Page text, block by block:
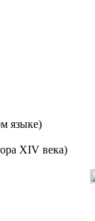
языке)
XIV века)